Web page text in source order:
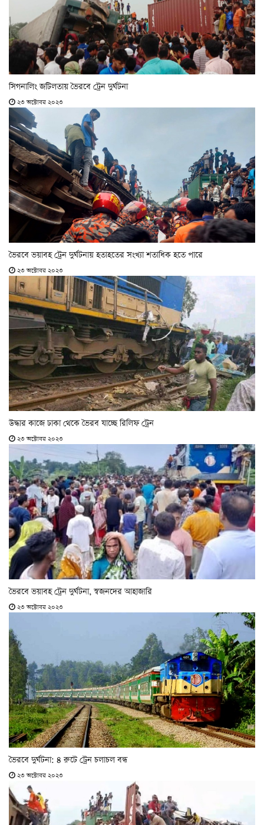
সিগনালিং জটিলতায় ভৈরবে ট্রেন দুর্ঘটনা
২৩ অক্টোবর ২০২৩
ভৈরবে ভয়াবহ ট্রেন দুর্ঘটনায় হতাহতের সংখ্যা শতাধিক হতে পারে
২৩ অক্টোবর ২০২৩
উদ্ধার কাজে ঢাকা থেকে ভৈরব যাচ্ছে রি‌লিফ ট্রেন
২৩ অক্টোবর ২০২৩
ভৈরবে ভয়াবহ ট্রেন দুর্ঘটনা, স্বজনদের আহাজারি
২৩ অক্টোবর ২০২৩
ভৈরবে দুর্ঘটনা: ৪ রুটে ট্রেন চলাচল বন্ধ
২৩ অক্টোবর ২০২৩